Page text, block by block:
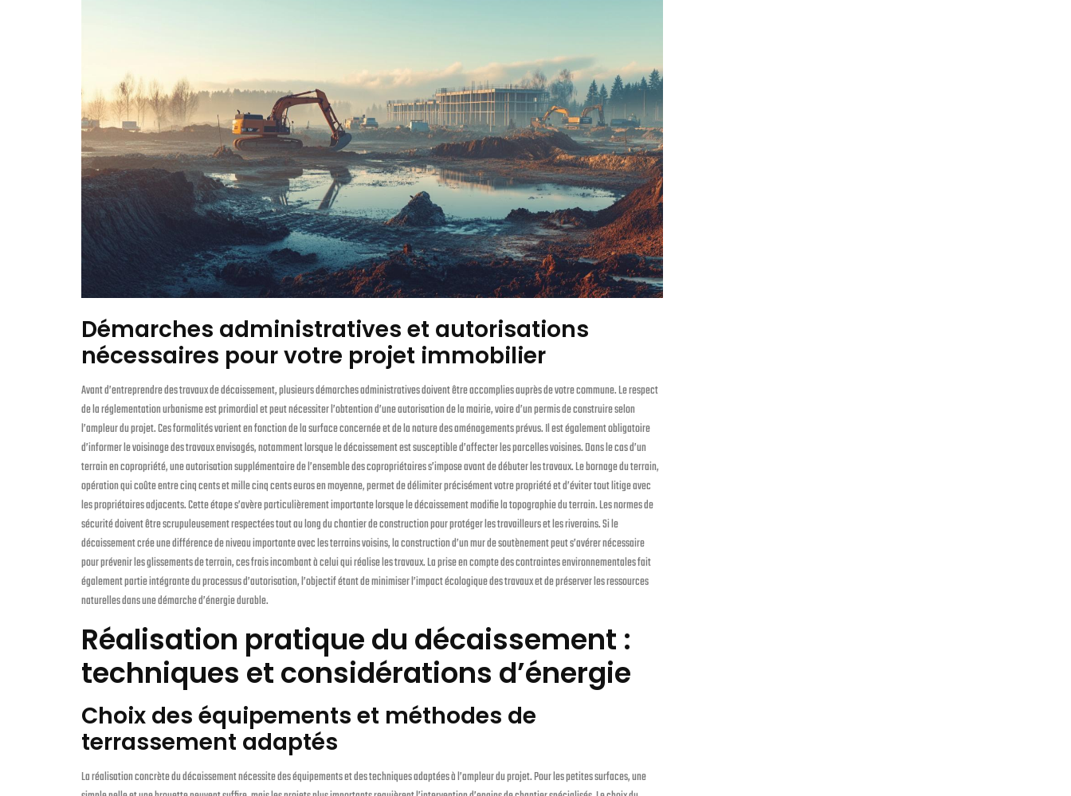
Démarches administratives et autorisations
nécessaires pour votre projet immobilier
Avant d’entreprendre des travaux de décaissement, plusieurs démarches administratives doivent être accomplies auprès de votre commune. Le respect
de la réglementation urbanisme est primordial et peut nécessiter l’obtention d’une autorisation de la mairie, voire d’un permis de construire selon
l’ampleur du projet. Ces formalités varient en fonction de la surface concernée et de la nature des aménagements prévus. Il est également obligatoire
d’informer le voisinage des travaux envisagés, notamment lorsque le décaissement est susceptible d’affecter les parcelles voisines. Dans le cas d’un
terrain en copropriété, une autorisation supplémentaire de l’ensemble des copropriétaires s’impose avant de débuter les travaux. Le bornage du terrain,
opération qui coûte entre cinq cents et mille cinq cents euros en moyenne, permet de délimiter précisément votre propriété et d’éviter tout litige avec
les propriétaires adjacents. Cette étape s’avère particulièrement importante lorsque le décaissement modifie la topographie du terrain. Les normes de
sécurité doivent être scrupuleusement respectées tout au long du chantier de construction pour protéger les travailleurs et les riverains. Si le
décaissement crée une différence de niveau importante avec les terrains voisins, la construction d’un mur de soutènement peut s’avérer nécessaire
pour prévenir les glissements de terrain, ces frais incombant à celui qui réalise les travaux. La prise en compte des contraintes environnementales fait
également partie intégrante du processus d’autorisation, l’objectif étant de minimiser l’impact écologique des travaux et de préserver les ressources
naturelles dans une démarche d’énergie durable.
Réalisation pratique du décaissement :
techniques et considérations d’énergie
Choix des équipements et méthodes de
terrassement adaptés
La réalisation concrète du décaissement nécessite des équipements et des techniques adaptées à l’ampleur du projet. Pour les petites surfaces, une